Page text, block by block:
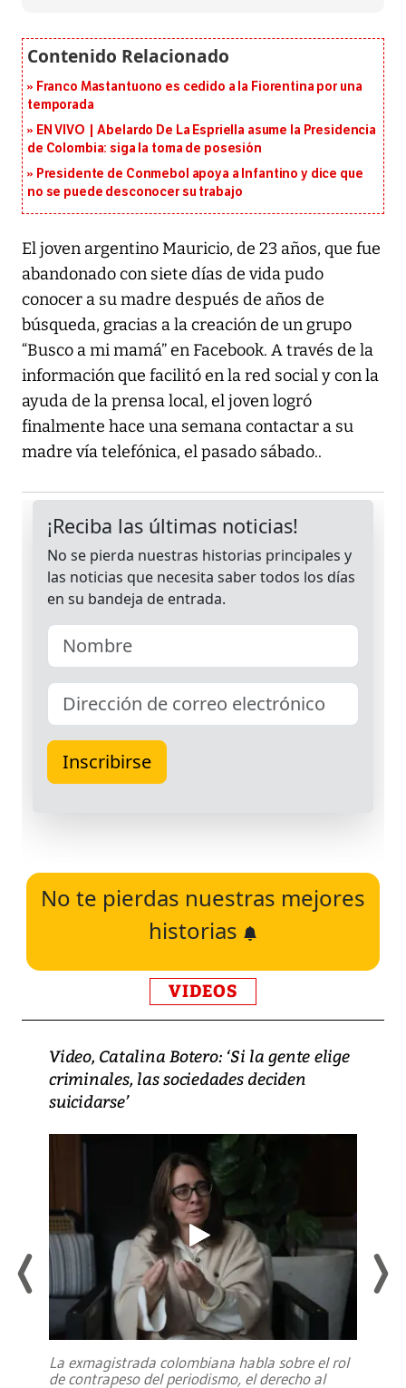
Franco Mastantuono es cedido a la Fiorentina por una
temporada
EN VIVO | Abelardo De La Espriella asume la Presidencia
de Colombia: siga la toma de posesión
Presidente de Conmebol apoya a Infantino y dice que
no se puede desconocer su trabajo
El joven argentino Mauricio, de 23 años, que fue
abandonado con siete días de vida pudo
conocer a su madre después de años de
búsqueda, gracias a la creación de un grupo
“Busco a mi mamá” en Facebook. A través de la
información que facilitó en la red social y con la
ayuda de la prensa local, el joven logró
finalmente hace una semana contactar a su
madre vía telefónica, el pasado sábado..
No te pierdas nuestras mejores
historias
VIDEOS
Video, Catalina Botero: ‘Si la gente elige
criminales, las sociedades deciden
suicidarse’
La exmagistrada colombiana habla sobre el rol
de contrapeso del periodismo, el derecho al